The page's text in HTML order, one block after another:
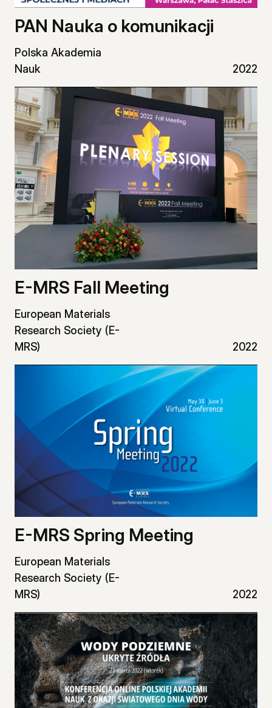
PAN Nauka o komunikacji
Polska Akademia
Nauk
2022
E-MRS Fall Meeting
European Materials
Research Society (E-
MRS)
2022
E-MRS Spring Meeting
European Materials
Research Society (E-
MRS)
2022